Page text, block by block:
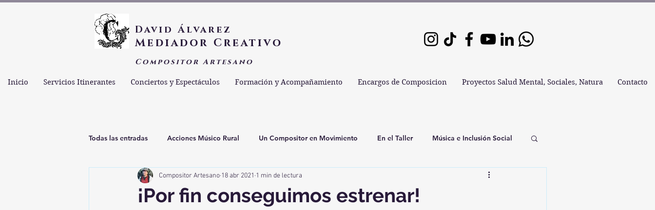
David Álvarez
Mediador Creativo
Compositor Artesano
Inicio Servicios Itinerantes Conciertos y Espectáculos Formación y Acompañamiento Encargos de Composicion Proyectos Salud Mental, Sociales, Natura Contacto
Todas las entradas Acciones Músico Rural Un Compositor en Movimiento En el Taller Música e Inclusión Social
Espiritualidad Esencial Estampas Minimalistas Musicales
¡Por fin conseguimos estrenar!
Compositor Artesano 18 abr 2021 1 min de lectura